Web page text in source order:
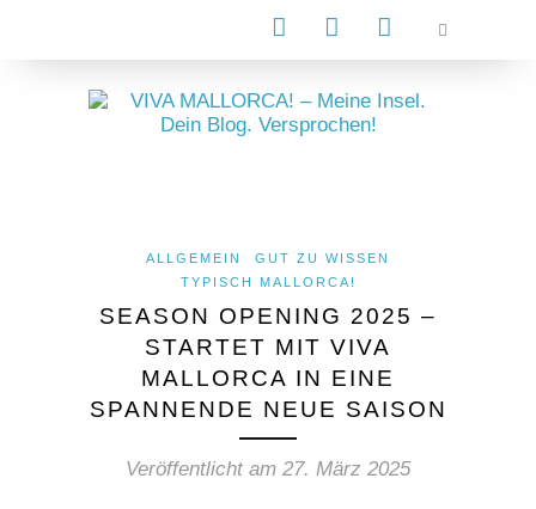
ALLGEMEIN
GUT ZU WISSEN
TYPISCH MALLORCA!
SEASON OPENING 2025 –
STARTET MIT VIVA
MALLORCA IN EINE
SPANNENDE NEUE SAISON
Veröffentlicht am 27. März 2025